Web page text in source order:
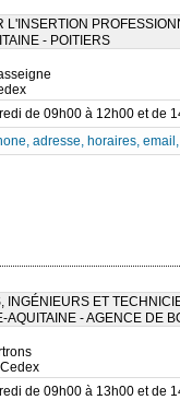
L'INSERTION
- POITIERS
de 09h00 à 12h00 et de
adresse, horaires,
ET
AQUITAINE - AGENCE DE
de 09h00 à 13h00 et de